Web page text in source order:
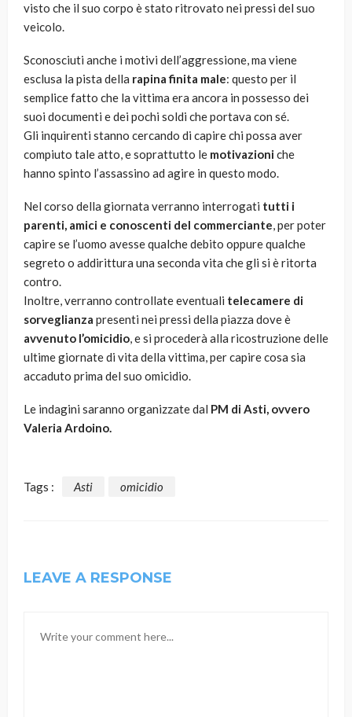
visto che il suo corpo è stato ritrovato nei pressi del suo
veicolo.
Sconosciuti anche i motivi dell’aggressione, ma viene
esclusa la pista della rapina finita male: questo per il
semplice fatto che la vittima era ancora in possesso dei
suoi documenti e dei pochi soldi che portava con sé.
Gli inquirenti stanno cercando di capire chi possa aver
compiuto tale atto, e soprattutto le motivazioniche
hanno spinto l’assassino ad agire in questo modo.
Nel corso della giornata verranno interrogati tutti i
parenti, amici e conoscenti del commerciante, per poter
capire se l’uomo avesse qualche debito oppure qualche
segreto o addirittura una seconda vita che gli si è ritorta
contro.
Inoltre, verranno controllate eventuali telecamere di
sorveglianza presenti nei pressi della piazza dove è
avvenuto l’omicidio, e si procederà alla ricostruzione delle
ultime giornate di vita della vittima, per capire cosa sia
accaduto prima del suo omicidio.
Le indagini saranno organizzate dal PM di Asti, ovvero
Valeria Ardoino.
Tags : Asti omicidio
LEAVE A RESPONSE